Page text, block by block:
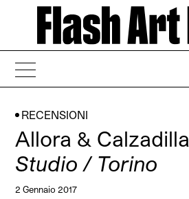
RECENSIONI
Allora & Calzadilla
Studio / Torino
2 Gennaio 2017